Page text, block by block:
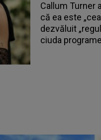
Callum Turner
că ea este
dezvăluit
ciuda